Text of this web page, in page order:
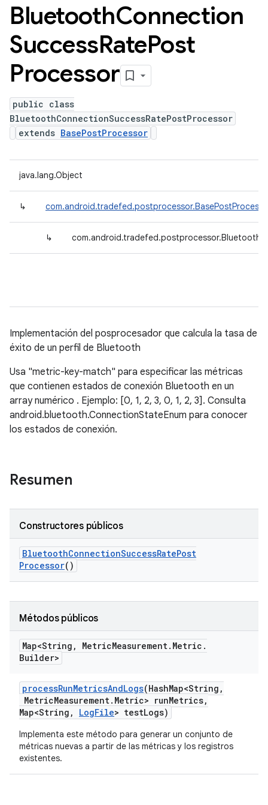
BluetoothConnection
SuccessRatePost
Processor
public class
BluetoothConnectionSuccessRatePostProcessor
extends BasePostProcessor
java.lang.Object
↳
↳
Implementación del posprocesador que calcula la tasa de
éxito de un perfil de Bluetooth
Usa "metric-key-match" para especificar las métricas
que contienen estados de conexión Bluetooth en un
array numérico . Ejemplo: [0, 1, 2, 3, 0, 1, 2, 3]. Consulta
android.bluetooth.ConnectionStateEnum para conocer
los estados de conexión.
Resumen
Constructores públicos
BluetoothConnectionSuccessRatePost
Processor()
Métodos públicos
Map<String , MetricMeasurement. Metric .
Builder>
processRunMetricsAndLogs(HashMap<String ,
MetricMeasurement. Metric> runMetrics,
Map<String , LogFile> testLogs)
Implementa este método para generar un conjunto de
métricas nuevas a partir de las métricas y los registros
existentes.